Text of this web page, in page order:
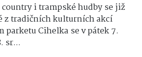
i trampské hudby se již
z tradičních kulturních akcí
parketu Cihelka se v pátek 7.
sr...